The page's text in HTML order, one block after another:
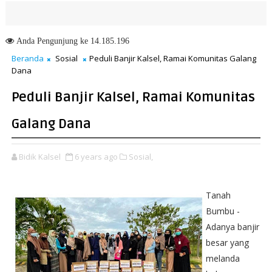
AndaPengunjung ke 14.185.196
Beranda Sosial
Peduli Banjir Kalsel, Ramai Komunitas Galang
Dana
Peduli Banjir Kalsel, Ramai Komunitas
Galang Dana
Bidik Kalsel 6 years ago Sosial,
Tanah
Bumbu -
Adanya banjir
besar yang
melanda